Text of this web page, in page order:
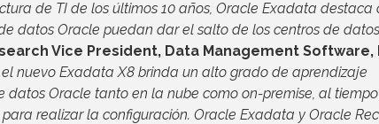
de TI de los últimos 10 años, Oracle Exadata destaca
datos Oracle puedan dar el salto de los centros de datos
Vice President, Data Management Software,
nuevo Exadata X8 brinda un alto grado de aprendizaje
Oracle tanto en la nube como on-premise, al
realizar la configuración. Oracle Exadata y Oracle